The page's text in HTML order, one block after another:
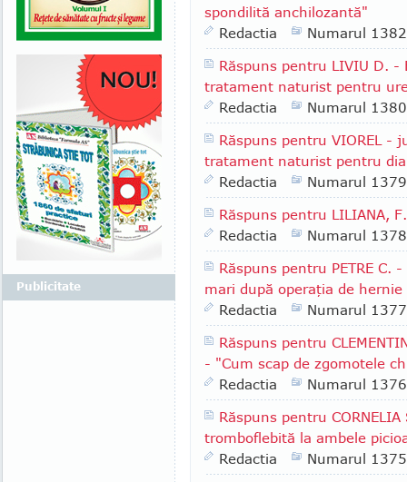
spondilită anchilozantă"
Redactia
Numarul 1382
Răspuns pentru LIVIU D.
tratament naturist pentru
Redactia
Numarul 1380
Răspuns pentru VIOREL -
tratament naturist pentru
Redactia
Numarul 1379
Răspuns pentru LILIANA,
Redactia
Numarul 1378
Răspuns pentru PETRE
mari după operaţia de hernie
Redactia
Numarul 1377
Răspuns pentru
- "Cum scap de zgomotele
Redactia
Numarul 1376
Răspuns pentru
tromboflebită la ambele
Redactia
Numarul 1375
Publicitate